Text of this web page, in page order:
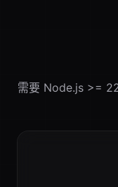
需要 Node.js >=